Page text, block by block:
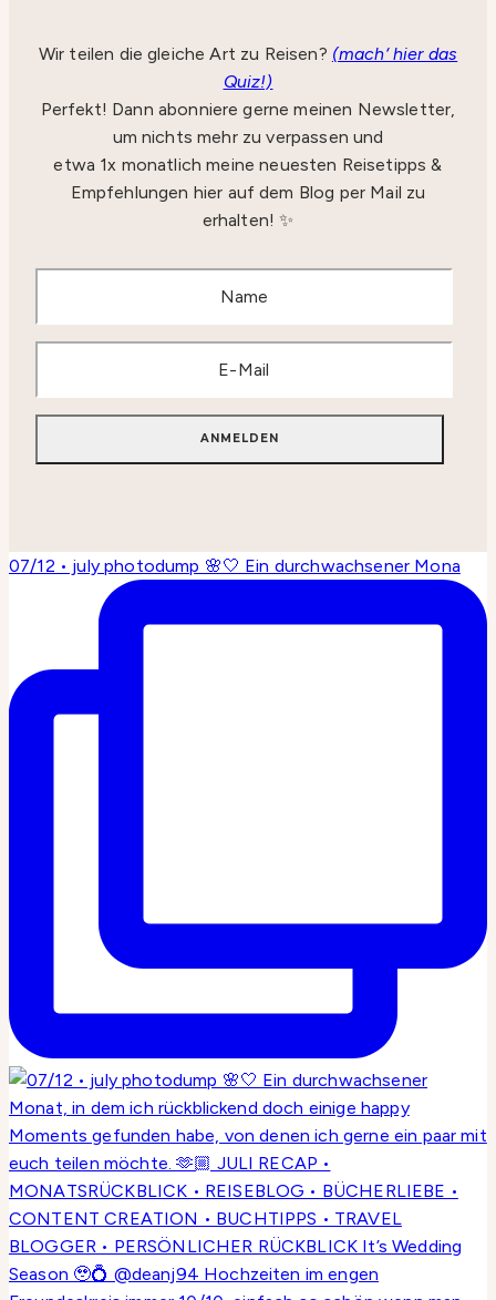
Wir teilen die gleiche Art zu Reisen? (mach‘ hier das
Quiz!)
Perfekt! Dann abonniere gerne meinen Newsletter,
um nichts mehr zu verpassen und
etwa 1x monatlich meine neuesten Reisetipps &
Empfehlungen hier auf dem Blog per Mail zu
erhalten! ✨
07/12 • july photodump 🌸🤍 Ein durchwachsener Mona